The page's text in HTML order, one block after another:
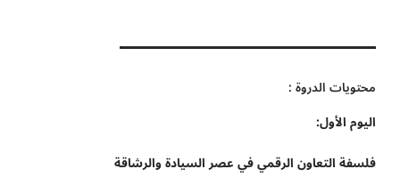
محتويات الدروة :
اليوم الأول:
فلسفة التعاون الرقمي في عصر السيادة والرشاقة